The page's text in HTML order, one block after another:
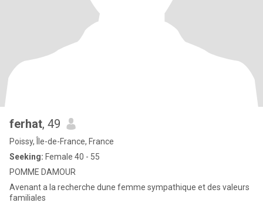
ferhat, 49
Poissy, Île-de-France, France
Seeking: Female 40 - 55
POMME DAMOUR
Avenant a la recherche dune femme sympathique et des valeurs
familiales